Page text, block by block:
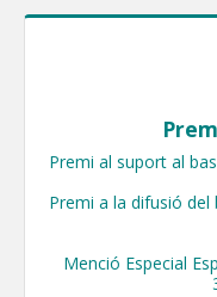
Premi al suport al
Premi a la difusió
Menció Especial